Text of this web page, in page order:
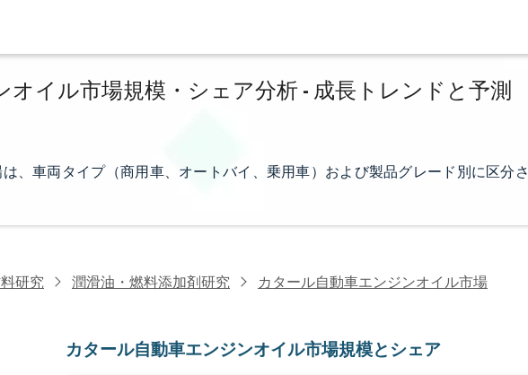
オイル市場規模・シェア分析 - 成長トレンドと予測
、車両タイプ（商用車、オートバイ、乗用車）および製品グレード別に区分さ
研究 潤滑油・燃料添加剤研究 カタール自動車エンジンオイル市場
カタール自動車エンジンオイル市場規模とシェア